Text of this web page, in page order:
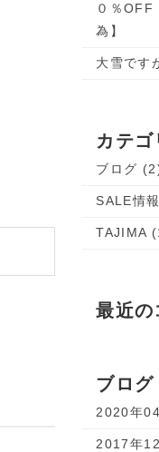
０％OFF
為】
大雪です
カテゴ
ブログ
SALE情
TAJIMA
最近の
ブロ
2020年
2017年